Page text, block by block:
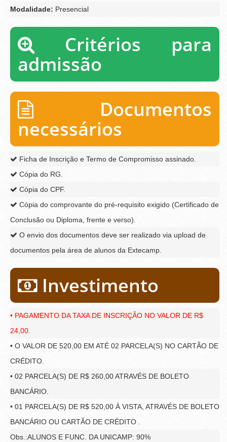
Modalidade: Presencial
Critérios para
admissão
Documentos
necessários
Ficha de Inscrição e Termo de Compromisso assinado.
Cópia do RG.
Cópia do CPF.
Cópia do comprovante do pré-requisito exigido (Certificado de
Conclusão ou Diploma, frente e verso).
O envio dos documentos deve ser realizado via upload de
documentos pela área de alunos da Extecamp.
Investimento
• PAGAMENTO DA TAXA DE INSCRIÇÃO NO VALOR DE R$
24,00.
• O VALOR DE 520,00 EM ATÉ 02 PARCELA(S) NO CARTÃO DE
CRÉDITO.
• 02 PARCELA(S) DE R$ 260,00 ATRAVÉS DE BOLETO
BANCÁRIO.
• 01 PARCELA(S) DE R$ 520,00 À VISTA, ATRAVÉS DE BOLETO
BANCÁRIO OU CARTÃO DE CRÉDITO .
Obs.:ALUNOS E FUNC. DA UNICAMP: 90%